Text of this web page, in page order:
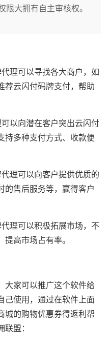
大拥有自主审核权。
理可以寻找各大商户，如
荐云闪付码牌支付，帮助
以向潜在客户突出云闪付
持多种支付方式、收款便
理可以向客户提供优质的
的售后服务等，赢得客户
理可以积极拓展市场，不
高市场占有率。
大家可以推广这个软件给
己使用，通过在软件上面
城的购物优惠券得返利帮
盟：